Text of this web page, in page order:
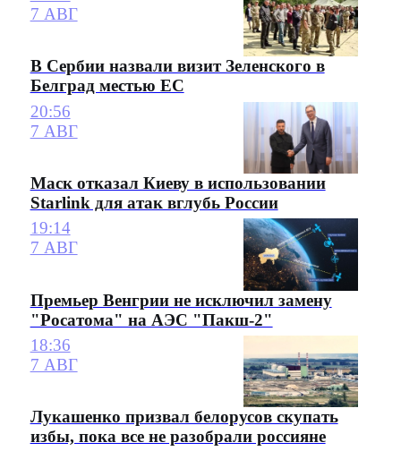
7 АВГ
В Сербии назвали визит Зеленского в
Белград местью ЕС
20:56
7 АВГ
Маск отказал Киеву в использовании
Starlink для атак вглубь России
19:14
7 АВГ
Премьер Венгрии не исключил замену
"Росатома" на АЭС "Пакш-2"
18:36
7 АВГ
Лукашенко призвал белорусов скупать
избы, пока все не разобрали россияне